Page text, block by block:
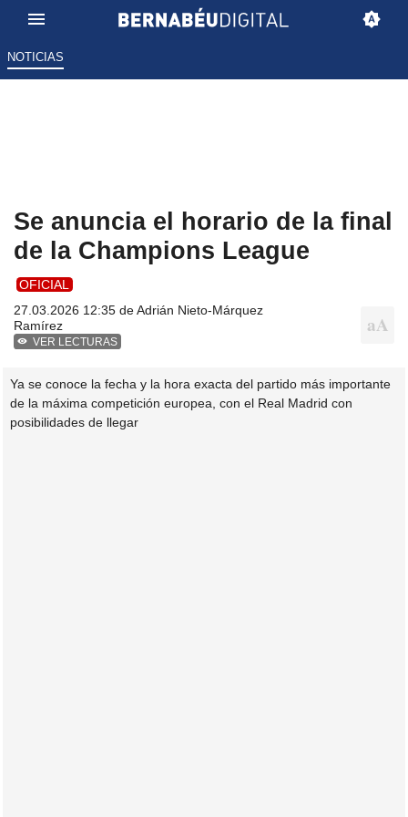
NOTICIAS
Se anuncia el horario de la final
de la Champions League
OFICIAL
27.03.2026 12:35 deAdrián Nieto-Márquez
Ramírez
VER LECTURAS
Ya se conoce la fecha y la hora exacta del partido más importante
de la máxima competición europea, con el Real Madrid con
posibilidades de llegar